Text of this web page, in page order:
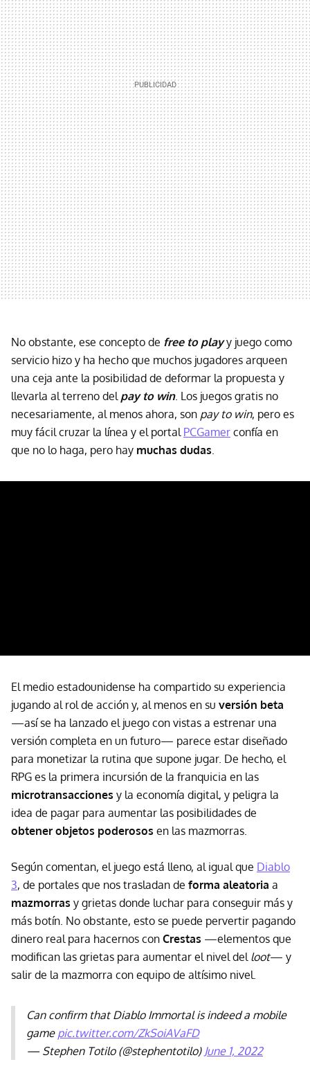
No obstante, ese concepto de free to playy juego como
servicio hizo y ha hecho que muchos jugadores arqueen
una ceja ante la posibilidad de deformar la propuesta y
llevarla al terreno del pay to win. Los juegos gratis no
necesariamente, al menos ahora, son pay to win, pero es
muy fácil cruzar la línea y el portal PCGamer confía en
que no lo haga, pero hay muchas dudas
El medio estadounidense ha compartido su experiencia
jugando al rol de acción y, al menos en su versión beta
—así se ha lanzado el juego con vistas a estrenar una
versión completa en un futuro— parece estar diseñado
para monetizar la rutina que supone jugar. De hecho, el
RPG es la primera incursión de la franquicia en las
microtransacciones y la economía digital, y peligra la
idea de pagar para aumentar las posibilidades de
obtener objetos poderosos en las mazmorras.
Según comentan, el juego está lleno, al igual que Diablo
3, de portales que nos trasladan de forma aleatoria a
mazmorras y grietas donde luchar para conseguir más y
más botín. No obstante, esto se puede pervertir pagando
dinero real para hacernos con Crestas —elementos que
modifican las grietas para aumentar el nivel del loot— y
salir de la mazmorra con equipo de altísimo nivel.
Can confirm that Diablo Immortal is indeed a mobile
game pic.twitter.com/ZkSoiAVaFD
— Stephen Totilo (@stephentotilo) June 1, 2022